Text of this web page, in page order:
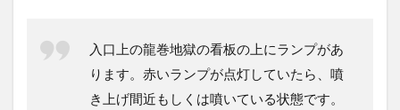
入口上の龍巻地獄の看板の上にランプがあ
ります。赤いランプが点灯していたら、噴
き上げ間近もしくは噴いている状態です。